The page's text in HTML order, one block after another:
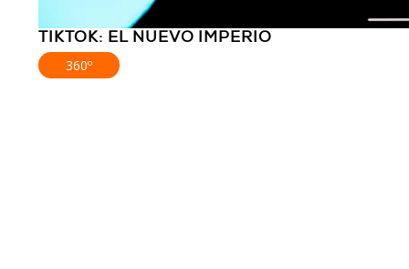
TIKTOK: EL NUEVO IMPERIO
360º